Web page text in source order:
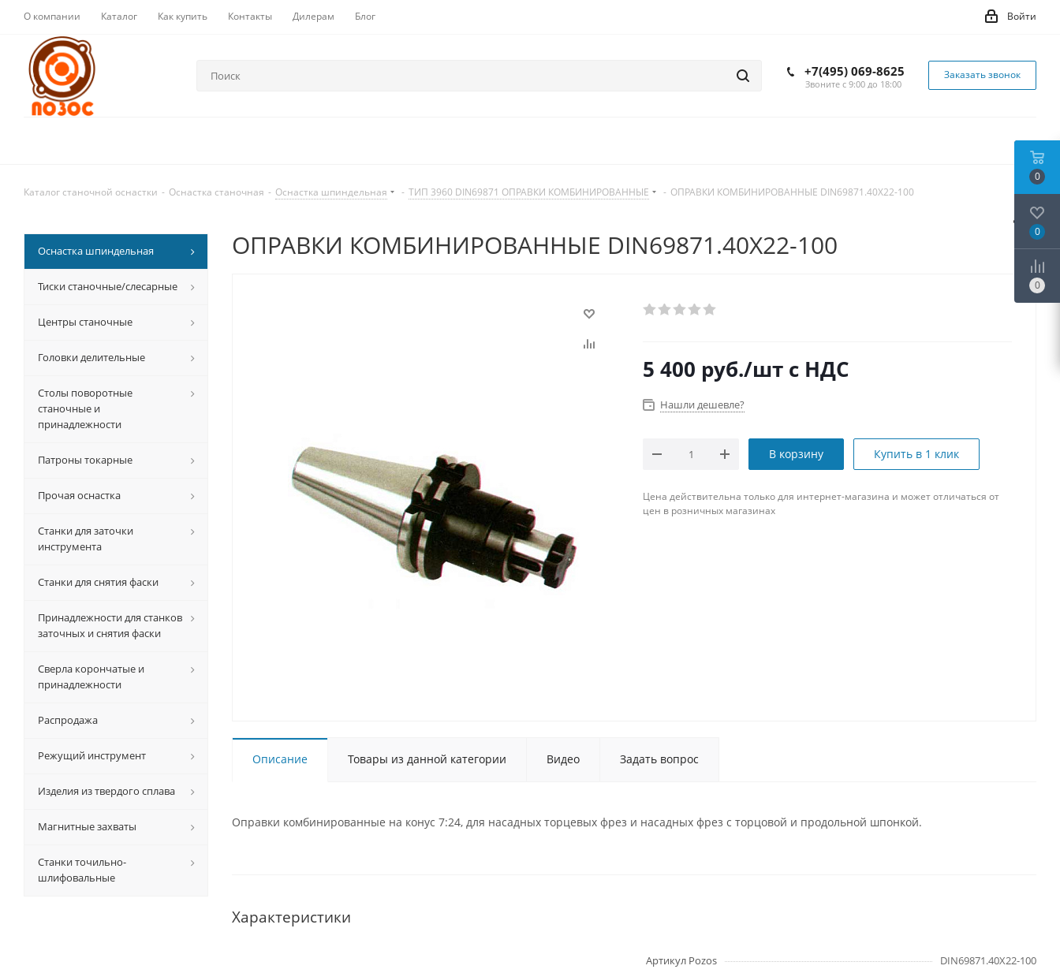
О компании Каталог Как купить Контакты Дилерам Блог Войти
+7(495) 069-8625
Звоните с 9:00 до 18:00
Заказать звонок
Каталог станочной оснастки - Оснастка станочная - Оснастка шпиндельная - ТИП 3960 DIN69871 ОПРАВКИ КОМБИНИРОВАННЫЕ - ОПРАВКИ КОМБИНИРОВАННЫЕ DIN69871.40X22-100
ОПРАВКИ КОМБИНИРОВАННЫЕ DIN69871.40X22-100
5 400 руб./шт с НДС
Нашли дешевле?
В корзину Купить в 1 клик
Цена действительна только для интернет-магазина и может отличаться от
цен в розничных магазинах
Описание Товары из данной категории Видео Задать вопрос
Оправки комбинированные на конус 7:24, для насадных торцевых фрез и насадных фрез с торцовой и продольной шпонкой.
Характеристики
Артикул Pozos
DIN69871.40X22-100
Оснастка шпиндельная
Тиски станочные/слесарные
Центры станочные
Головки делительные
Столы поворотные
станочные и
принадлежности
Патроны токарные
Прочая оснастка
Станки для заточки
инструмента
Станки для снятия фаски
Принадлежности для станков
заточных и снятия фаски
Сверла корончатые и
принадлежности
Распродажа
Режущий инструмент
Изделия из твердого сплава
Магнитные захваты
Станки точильно-
шлифовальные
0
0
0